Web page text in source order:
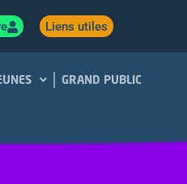
Liens utiles
GRAND PUBLIC